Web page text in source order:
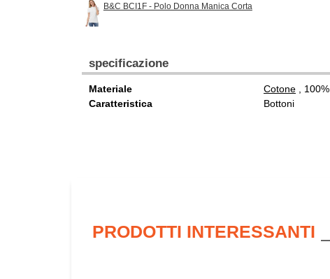
B&C BCI1F - Polo Donna Manica Corta
specificazione
Materiale Cotone , 100%
Caratteristica
Bottoni
PRODOTTI INTERESSANTI